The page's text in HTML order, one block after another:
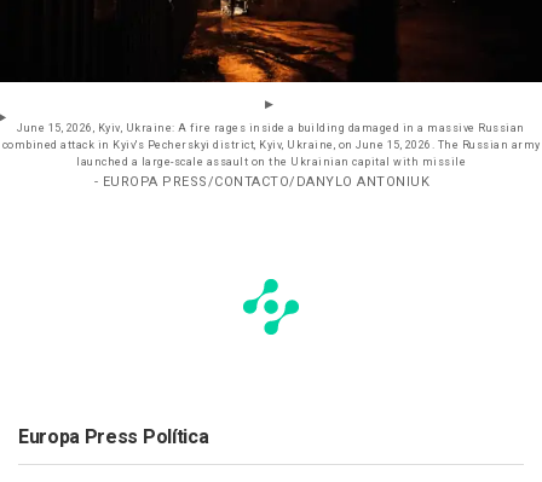
June 15, 2026, Kyiv, Ukraine: A fire rages inside a building damaged in a massive Russian
combined attack in Kyiv's Pecherskyi district, Kyiv, Ukraine, on June 15, 2026. The Russian army
launched a large-scale assault on the Ukrainian capital with missile
- EUROPA PRESS/CONTACTO/DANYLO ANTONIUK
Europa Press Política